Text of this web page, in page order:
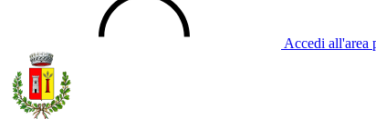
Accedi all'area